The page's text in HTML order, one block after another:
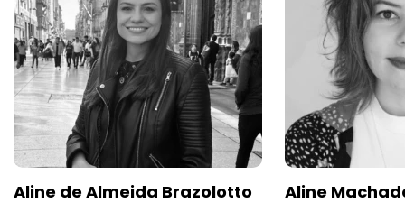
Aline de Almeida Brazolotto Aline